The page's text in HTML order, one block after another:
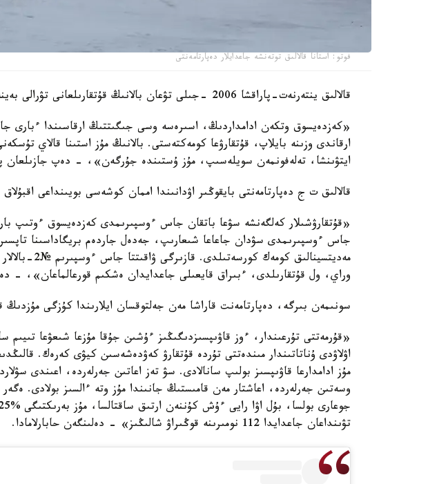
فوتو: استانا قالالىق توتەنشە جاعدايلار دەپارتامەنتى
قالالىق ينتەرنەت-پاراقشا 2006 -جىلى تۋعان بالانىڭ قۇتقارىلعانى تۋرالى بەينەروليك جاريالادى.
«كەزدەيسوق وتكەن ادامداردىڭ، اسىرەسە وسى جىگىتتىڭ ارقاسىندا ءبارى
ارقاندى وزىنە بايلاپ، قۇتقارۋعا كومەكتەستى. بالانىڭ مۇز استىنا قالاي
ايتۋىنشا، تەلەفونمەن سويلەسىپ، مۇز ۇستىندە جۇرگەن»، - دەپ جازىلعان
قالالىق ت ج دەپارتامەنتى بايقوڭىر اۋدانىندا اممان كوشەسى بويىنداعى
«قۇتقارۋشىلار كەلگەنشە سۋعا باتقان جاس ءوسپىرىمدى كەزدەيسوق ءوتىپ
جاس ءوسپىرىمدى سۋدان جاعاعا شىعارىپ، جەدەل جاردەم بريگاداسىنا
مەديتسينالىق
وراي، ول قۇتقارىلدى، ءبىراق قايعىلى جاعدايدان ەشكىم قورعالماعان»، -
سونىمەن بىرگە، دەپارتامەنت قاراشا مەن جەلتوقسان ايلارىندا كۇزگى مۇزدىڭ
«قۇرمەتتى تۇرعىندار، ءوز قاۋىپسىزدىگىڭىز ءۇشىن جۇقا مۇزعا شىعۋعا تىيىم
مۇز ادامدارعا قاۋىپسىز بولىپ سانالادى. سۋ تەز اعاتىن جەرلەردە، اعىندى
تۋىنداعان جاعدايدا 112 نومىرىنە قوڭىراۋ شالىڭىز» - دەلىنگەن حابارلامادا.